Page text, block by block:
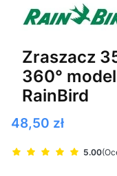
Zraszacz
360°
RainBird
Cena
48,50 zł
5.00